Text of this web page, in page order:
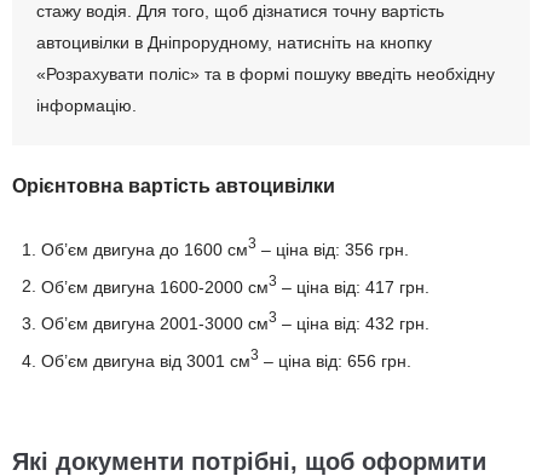
стажу водія. Для того, щоб дізнатися точну вартість
автоцивілки в Дніпрорудному, натисніть на кнопку
«Розрахувати поліс» та в формі пошуку введіть необхідну
інформацію.
Орієнтовна вартість автоцивілки
Об’єм двигуна до 1600 см3 – ціна від: 356 грн.
Об’єм двигуна 1600-2000 см3 – ціна від: 417 грн.
Об’єм двигуна 2001-3000 см3 – ціна від: 432 грн.
Об’єм двигуна від 3001 см3 – ціна від: 656 грн.
Які документи потрібні, щоб оформити